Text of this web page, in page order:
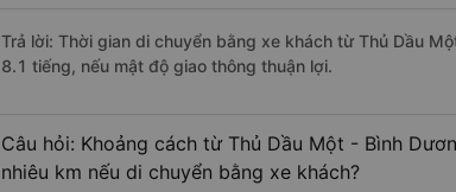
Trả lời: Thời gian di chuyển bằng xe khách từ Thủ Dầu
8.1 tiếng, nếu mật độ giao thông thuận lợi.
Câu hỏi: Khoảng cách từ Thủ Dầu Một - Bình
nhiêu km nếu di chuyển bằng xe khách?